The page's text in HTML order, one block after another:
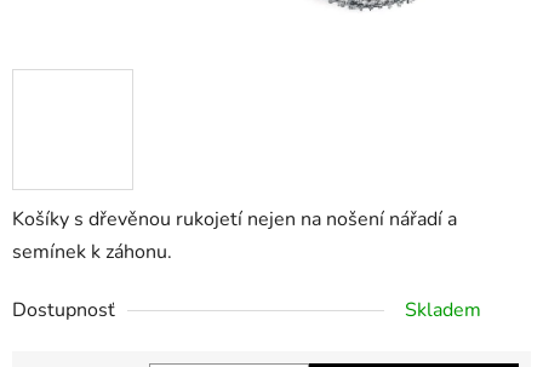
Košíky s dřevěnou rukojetí nejen na nošení nářadí a
semínek k záhonu.
Dostupnosť Skladem